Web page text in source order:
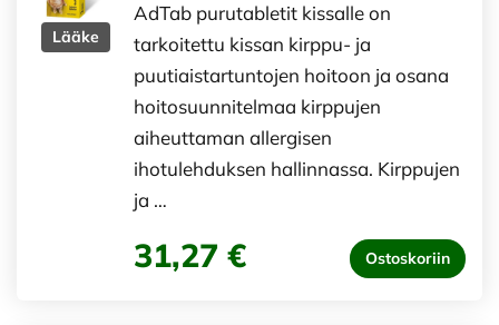
Lääke
AdTab purutabletit kissalle on
tarkoitettu kissan kirppu- ja
puutiaistartuntojen hoitoon ja osana
hoitosuunnitelmaa kirppujen
aiheuttaman allergisen
ihotulehduksen hallinnassa. Kirppujen
ja …
31,27 € Ostoskoriin